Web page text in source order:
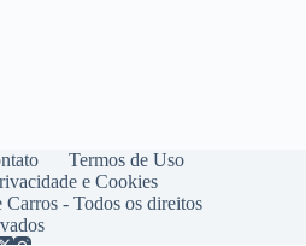
Termos de Uso
e Cookies
- Todos os direitos